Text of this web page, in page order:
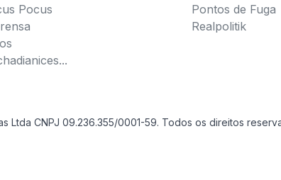
Pocus
Pontos de Fuga
Realpolitik
Ltda CNPJ 09.236.355/0001-59. Todos os direitos